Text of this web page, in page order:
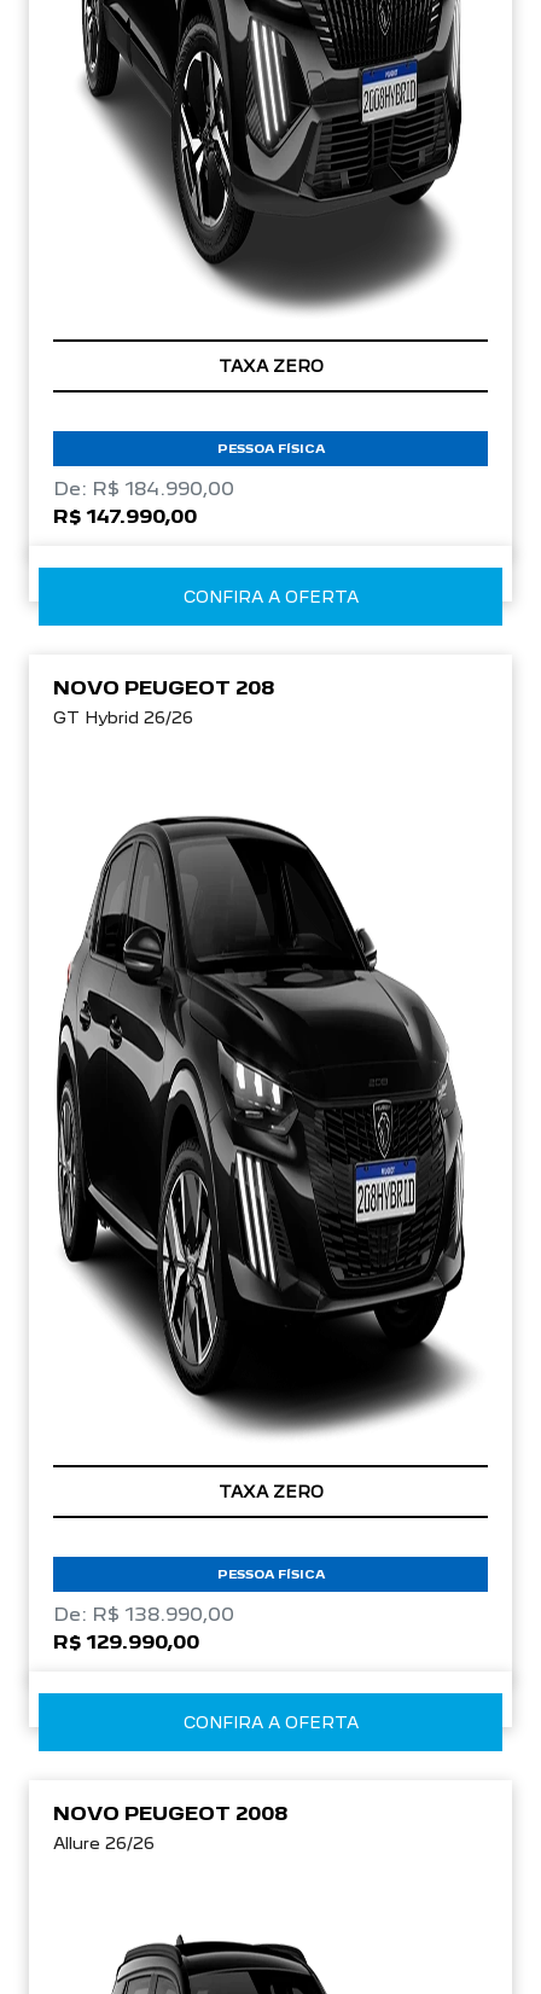
TAXA ZERO
PESSOA FÍSICA
De: R$ 184.990,00
R$ 147.990,00
CONFIRA A OFERTA
NOVO PEUGEOT 208
GT Hybrid 26/26
TAXA ZERO
PESSOA FÍSICA
De: R$ 138.990,00
R$ 129.990,00
CONFIRA A OFERTA
NOVO PEUGEOT 2008
Allure 26/26